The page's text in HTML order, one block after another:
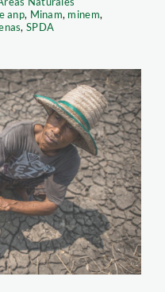
anp, Minam, minem,
, SPDA